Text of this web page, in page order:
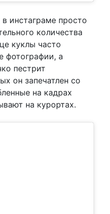
инстаграме просто
количества
куклы часто
фотографии, а
пестрит
он запечатлен со
на кадрах
на курортах.